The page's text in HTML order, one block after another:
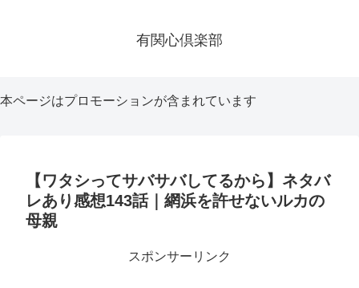
有関心倶楽部
本ページはプロモーションが含まれています
【ワタシってサバサバしてるから】ネタバ
レあり感想143話｜網浜を許せないルカの
母親
スポンサーリンク